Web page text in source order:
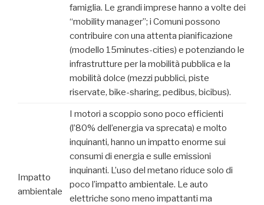
famiglia. Le grandi imprese hanno a volte dei
“mobility manager”; i Comuni possono
contribuire con una attenta pianificazione
(modello 15minutes-cities) e potenziando le
infrastrutture per la mobilità pubblica e la
mobilità dolce (mezzi pubblici, piste
riservate, bike-sharing, pedibus, bicibus).
Impatto
ambientale
I motori a scoppio sono poco efficienti
(l’80% dell’energia va sprecata) e molto
inquinanti, hanno un impatto enorme sui
consumi di energia e sulle emissioni
inquinanti. L’uso del metano riduce solo di
poco l’impatto ambientale. Le auto
elettriche sono meno impattanti ma